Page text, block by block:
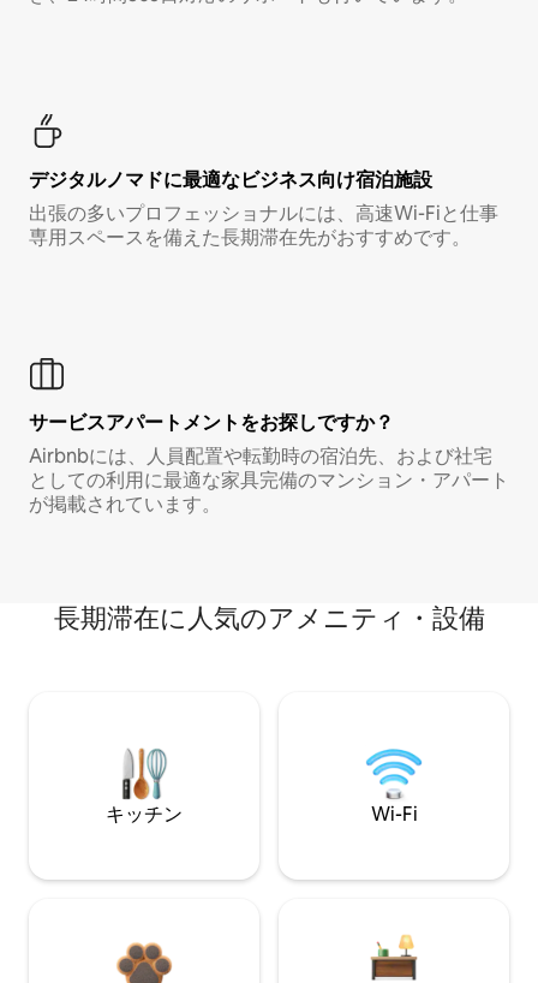
デジタルノマド⁠に最⁠適⁠なビ⁠ジ⁠ネ⁠ス⁠向⁠け宿⁠泊⁠施⁠設
出張の多いプロフェッショナルには、高速Wi-Fiと仕事
専用スペースを備えた長期滞在先がおすすめです。
サービスアパートメントをお探しですか？
Airbnbには、人員配置や転勤時の宿泊先、および社宅
としての利用に最適な家具完備のマンション・アパート
が掲載されています。
長期滞在に人気のアメニティ・設備
キッチン Wi-Fi